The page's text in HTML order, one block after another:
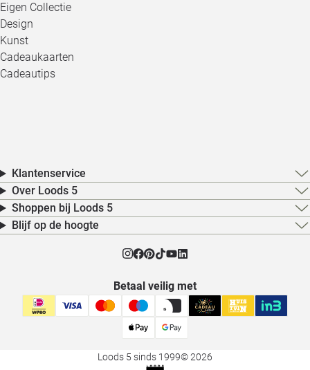
Eigen Collectie
Design
Kunst
Cadeaukaarten
Cadeautips
Klantenservice
Over Loods 5
Shoppen bij Loods 5
Blijf op de hoogte
Betaal veilig met
Loods 5 sinds 1999© 2026